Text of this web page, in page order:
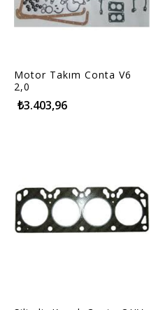
Motor Takım Conta V6
2,0
₺3.403,96